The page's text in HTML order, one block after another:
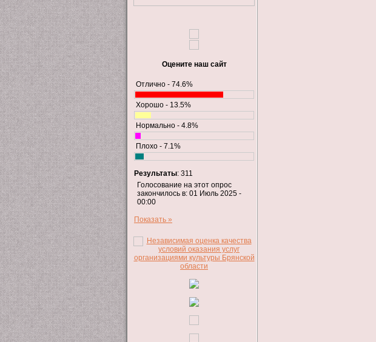
Оцените наш сайт
Отлично - 74.6%
Хорошо - 13.5%
Нормально - 4.8%
Плохо - 7.1%
Результаты: 311
Голосование на этот опрос
закончилось в: 01 Июль 2025 -
00:00
Показать »